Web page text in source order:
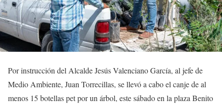
Por instrucción del Alcalde Jesús Valenciano García, al jefe de
Medio Ambiente, Juan Torrecillas, se llevó a cabo el canje de al
menos 15 botellas pet por un árbol, este sábado en la plaza Benito